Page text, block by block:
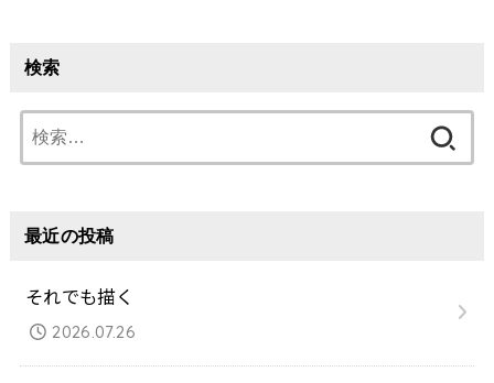
検索
索:
最近の投稿
それでも描く
2026.07.26